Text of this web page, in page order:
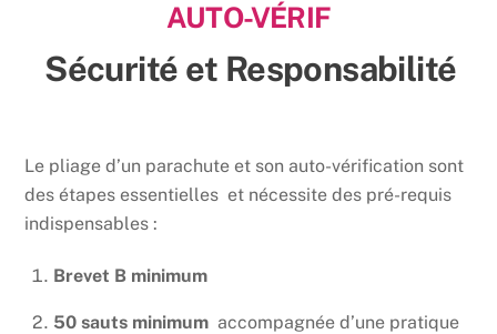
content
AUTO-VÉRIF
Sécurité et Responsabilité
Le pliage d’un parachute et son auto-vérification sont
des étapes essentielles et nécessite des pré-requis
indispensables :
Brevet B minimum
50 sauts minimum accompagnée d’une pratique